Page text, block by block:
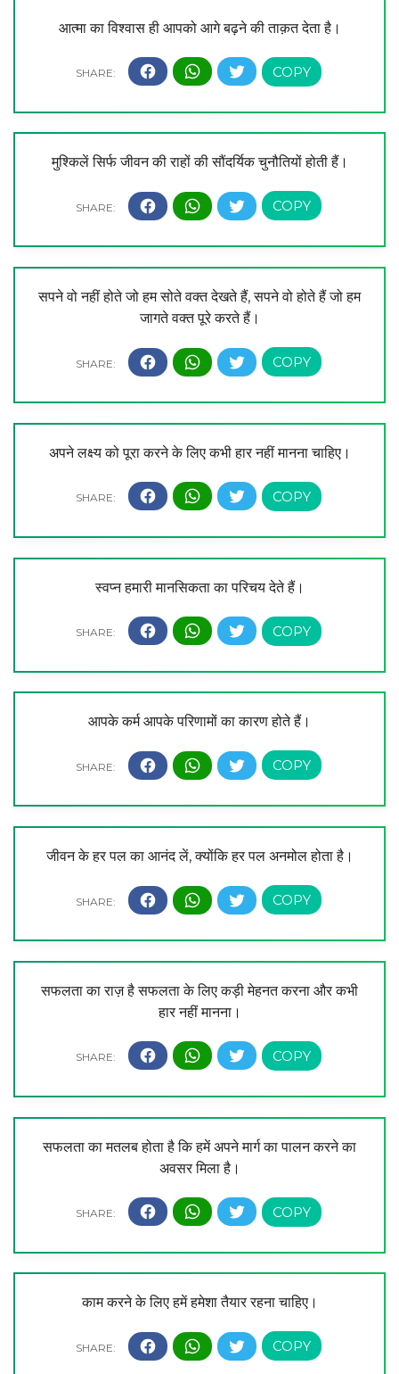
आत्मा का विश्वास ही आपको आगे बढ़ने की ताक़त देता है।
मुश्किलें सिर्फ जीवन की राहों की सौंदर्यिक चुनौतियों होती हैं।
सपने वो नहीं होते जो हम सोते वक्त देखते हैं, सपने वो होते हैं जो हम
जागते वक्त पूरे करते हैं।
अपने लक्ष्य को पूरा करने के लिए कभी हार नहीं मानना चाहिए।
स्वप्न हमारी मानसिकता का परिचय देते हैं।
आपके कर्म आपके परिणामों का कारण होते हैं।
जीवन के हर पल का आनंद लें, क्योंकि हर पल अनमोल होता है।
सफलता का राज़ है सफलता के लिए कड़ी मेहनत करना और कभी
हार नहीं मानना।
सफलता का मतलब होता है कि हमें अपने मार्ग का पालन करने का
अवसर मिला है।
काम करने के लिए हमें हमेशा तैयार रहना चाहिए।